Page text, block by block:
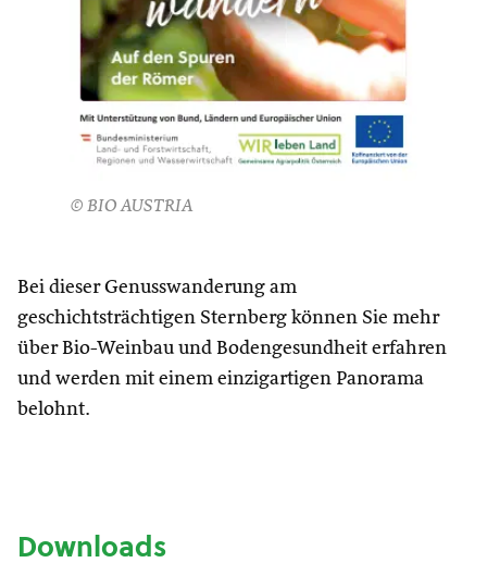
© BIO AUSTRIA
Bei dieser Genusswanderung am
geschichtsträchtigen Sternberg können Sie mehr
über Bio-Weinbau und Bodengesundheit erfahren
und werden mit einem einzigartigen Panorama
belohnt.
Downloads